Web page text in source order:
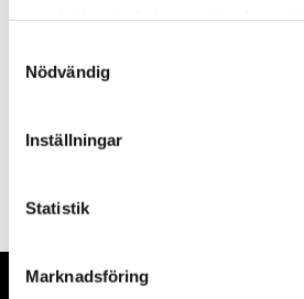
Nödvändig
Inställningar
Statistik
Marknadsföring